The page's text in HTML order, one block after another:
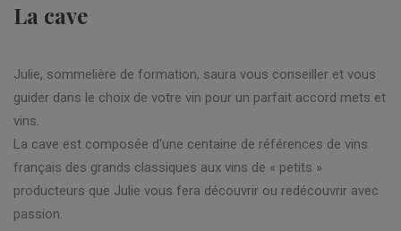
La cave
Julie, sommelière de formation, saura vous conseiller et vous
guider dans le choix de votre vin pour un parfait accord mets et
vins.
La cave est composée d'une centaine de références de vins
français des grands classiques aux vins de « petits »
producteurs que Julie vous fera découvrir ou redécouvrir avec
passion.